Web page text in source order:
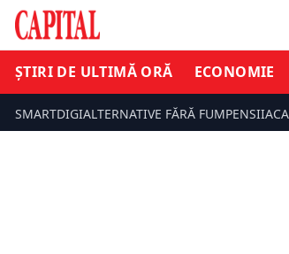
ȘTIRI DE ULTIMĂ ORĂ ECONOMIE
SMARTDIGIALTERNATIVE FĂRĂ FUMPENSII